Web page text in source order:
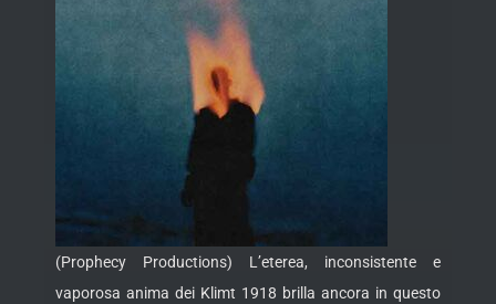
(Prophecy Productions) L’eterea, inconsistente e
vaporosa anima dei Klimt 1918 brilla ancora in questo